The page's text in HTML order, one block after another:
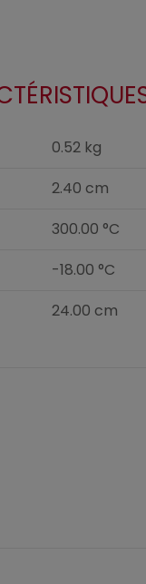
0.52 kg
2.40 cm
300.00 °C
-18.00 °C
24.00 cm